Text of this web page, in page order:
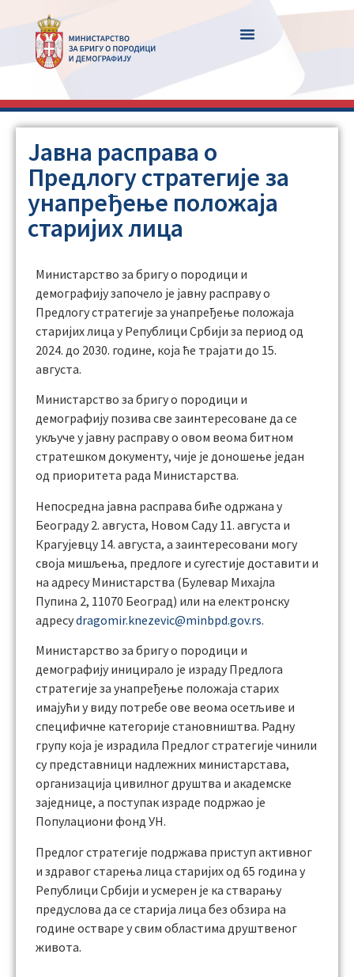
Јавна расправа о
Предлогу стратегије за
унапређење положаја
старијих лица
Министарство за бригу о породици и
демографију започело је јавну расправу о
Предлогу стратегије за унапређење положаја
старијих лица у Републици Србији за период од
2024. до 2030. године, која ће трајати до 15.
августа.
Министарство за бригу о породици и
демографију позива све заинтересоване да се
укључе у јавну расправу о овом веома битном
стратешком документу, чије је доношење један
од приоритета рада Министарства.
Непосредна јавна расправа биће одржана у
Београду 2. августа, Новом Саду 11. августа и
Крагујевцу 14. августа, а заинтересовани могу
своја мишљења, предлоге и сугестије доставити и
на адресу Министарства (Булевар Михајла
Пупина 2, 11070 Београд) или на електронску
адресуdragomir.knezevic@minbpd.gov.rs.
Министарство за бригу о породици и
демографију иницирало је израду Предлога
стратегије за унапређење положаја старих
имајући у виду потребе ове веома осетљиве и
специфичне категорије становништва. Радну
групу која је израдила Предлог стратегије чинили
су представници надлежних министарстава,
организација цивилног друштва и академске
заједнице, а поступак израде подржаo је
Популациони фонд УН.
Предлог стратегије подржава приступ активног
и здравог старења лица старијих од 65 година у
Републици Србији и усмерен је ка стварању
предуслова да се старија лица без обзира на
године остваре у свим областима друштвеног
живота.